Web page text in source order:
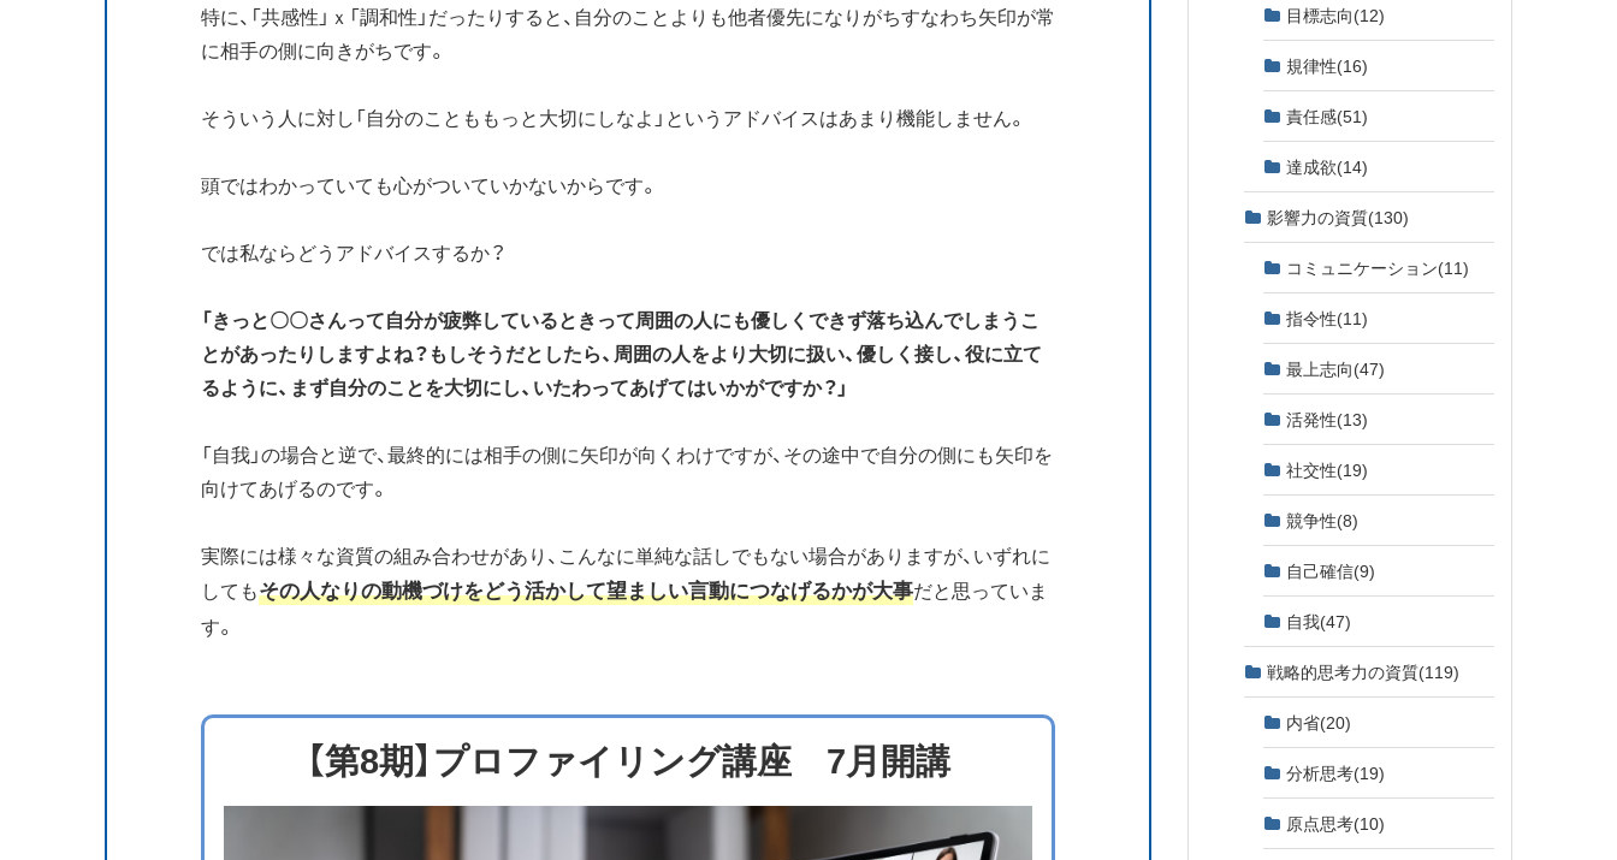
特に、「共感性」ｘ「調和性」だったりすると、自分のことよりも他者優先になりがちすなわち矢印が常
に相手の側に向きがちです。
そういう人に対し「自分のことももっと大切にしなよ」というアドバイスはあまり機能しません。
頭ではわかっていても心がついていかないからです。
では私ならどうアドバイスするか？
「きっと〇〇さんって自分が疲弊しているときって周囲の人にも優しくできず落ち込んでしまうこ
とがあったりしますよね？もしそうだとしたら、周囲の人をより大切に扱い、優しく接し、役に立て
るように、まず自分のことを大切にし、いたわってあげてはいかがですか？」
「自我」の場合と逆で、最終的には相手の側に矢印が向くわけですが、その途中で自分の側にも矢印を
向けてあげるのです。
実際には様々な資質の組み合わせがあり、こんなに単純な話しでもない場合がありますが、いずれに
してもその人なりの動機づけをどう活かして望ましい言動につなげるかが大事だと思っていま
す。
【第8期】プロファイリング講座 7月開講
目標志向(12)
規律性(16)
責任感(51)
達成欲(14)
影響力の資質(130)
コミュニケーション(11)
指令性(11)
最上志向(47)
活発性(13)
社交性(19)
競争性(8)
自己確信(9)
自我(47)
戦略的思考力の資質(119)
内省(20)
分析思考(19)
原点思考(10)